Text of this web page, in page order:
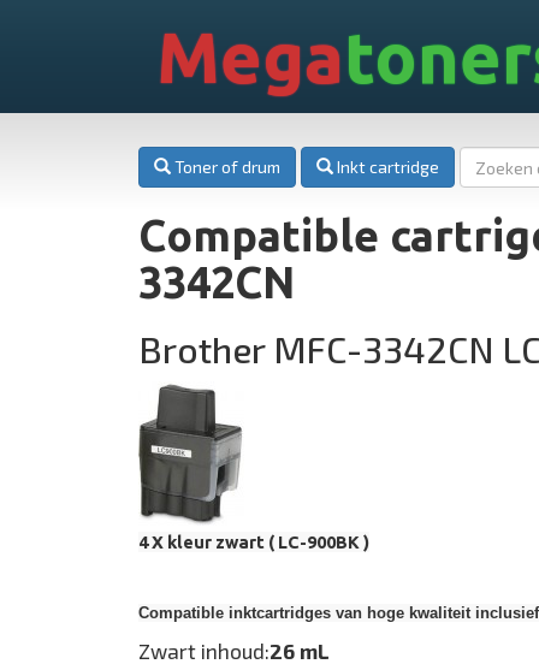
Mega
Toner of drum Inkt cartridge
Compatible
3342CN
Brother MFC-3342CN
4 X kleur zwart ( LC-900BK )
Compatible inktcartridges van hoge kwaliteit
Zwart inhoud:26 mL